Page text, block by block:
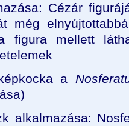
Cézár
még
mellett
a
alkalmazása: